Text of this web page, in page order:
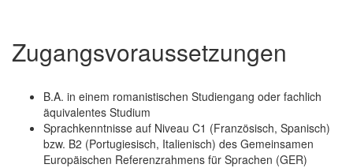
Zugangsvoraussetzungen
B.A. in einem romanistischen Studiengang oder fachlich
äquivalentes Studium
Sprachkenntnisse auf Niveau C1 (Französisch, Spanisch)
bzw. B2 (Portugiesisch, Italienisch) des Gemeinsamen
Europäischen Referenzrahmens für Sprachen (GER)